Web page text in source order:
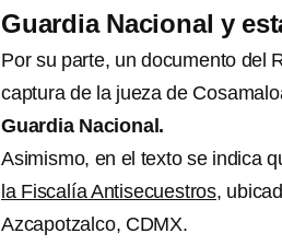
Guardia Nacional y
Por su parte, un documento del
captura de la jueza de
Guardia Nacional.
Asimismo, en el texto se indica
la Fiscalía Antisecuestros,
Azcapotzalco, CDMX.